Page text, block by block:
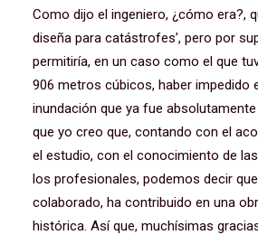
Como dijo el ingeniero, ¿cómo era?,
diseña para catástrofes’, pero por
permitiría, en un caso como el que
906 metros cúbicos, haber impedido
inundación que ya fue
que yo creo que, contando con el
el estudio, con el conocimiento de
los profesionales, podemos decir
colaborado, ha contribuido en una
histórica. Así que, muchísimas